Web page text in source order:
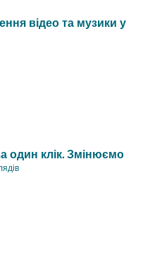
відео та музики у
один клік. Змінюємо